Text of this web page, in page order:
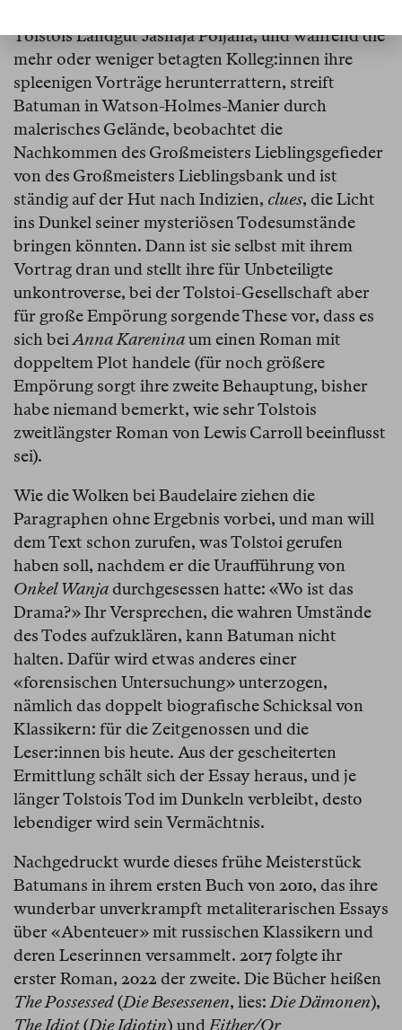
Tolstois Landgut Jasnaja Poljana, und während die
mehr oder weniger betagten Kolleg:innen ihre
spleenigen Vorträge herunterrattern, streift
Batuman in Watson-Holmes-Manier durch
malerisches Gelände, beobachtet die
Nachkommen des Großmeisters Lieblingsgefieder
von des Großmeisters Lieblingsbank und ist
ständig auf der Hut nach Indizien, clues, die Licht
ins Dunkel seiner mysteriösen Todesumstände
bringen könnten. Dann ist sie selbst mit ihrem
Vortrag dran und stellt ihre für Unbeteiligte
unkontroverse, bei der Tolstoi-Gesellschaft aber
für große Empörung sorgende These vor, dass es
sich beiAnna Kareninaum einen Roman mit
doppeltem Plot handele (für noch größere
Empörung sorgt ihre zweite Behauptung, bisher
habe niemand bemerkt, wie sehr Tolstois
zweitlängster Roman von Lewis Carroll beeinflusst
sei).
Wie die Wolken bei Baudelaire ziehen die
Paragraphen ohne Ergebnis vorbei, und man will
dem Text schon zurufen, was Tolstoi gerufen
haben soll, nachdem er die Uraufführung von
Onkel Wanja durchgesessen hatte: «Wo ist das
Drama?» Ihr Versprechen, die wahren Umstände
des Todes aufzuklären, kann Batuman nicht
halten. Dafür wird etwas anderes einer
«forensischen Untersuchung» unterzogen,
nämlich das doppelt biografische Schicksal von
Klassikern: für die Zeitgenossen und die
Leser:innen bis heute. Aus der gescheiterten
Ermittlung schält sich der Essay heraus, und je
länger Tolstois Tod im Dunkeln verbleibt, desto
lebendiger wird sein Vermächtnis.
Nachgedruckt wurde dieses frühe Meisterstück
Batumans in ihrem ersten Buch von 2010, das ihre
wunderbar unverkrampft metaliterarischen Essays
über «Abenteuer» mit russischen Klassikern und
deren Leserinnen versammelt. 2017 folgte ihr
erster Roman, 2022 der zweite. Die Bücher heißen
The Possessed(Die Besessenen, lies:Die Dämonen),
The Idiot(Die Idiotin) und Either/Or